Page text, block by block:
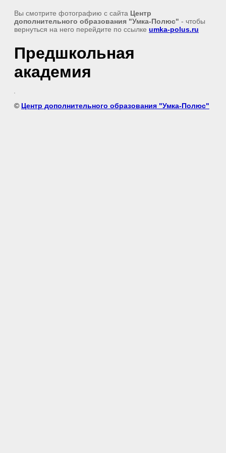
Вы смотрите фотографию с сайта Центр
дополнительного образования "Умка-Полюс" - чтобы
вернуться на него перейдите по ссылке umka-polus.ru
Предшкольная
академия
© Центр дополнительного образования "Умка-Полюс"